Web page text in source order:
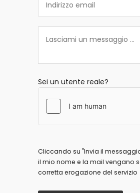
Sei un utente reale?
Cliccando su "Invia il
il mio nome e la mail vengano
corretta erogazione del servizio